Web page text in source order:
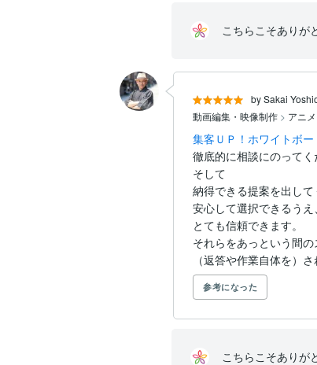
こちらこそありが
by Sakai
動画編集・映像制作 > アニ
集客ＵＰ！ホワイトボ
徹底的に相談にのってく
そして
納得できる提案を出し
安心して選択できるうえ、
とても信頼できます。
それらをあっという間
（返答や作業自体を）
参考になった
こちらこそありが